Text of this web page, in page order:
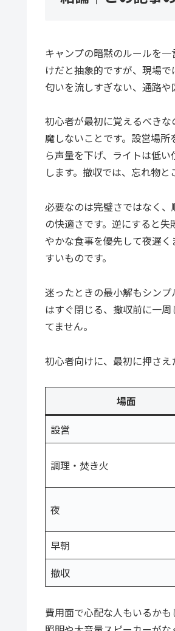
キャンプの暗黙のルールを
けだと抽象的ですが、現場
匂いを流しすぎない、通路や
初心者が最初に覚えるべき
魔しないことです。設営場
ら声量を下げ、ライトは低
します。撤収では、忘れ物と
必要なのは完璧さではなく
の快適さです。逆にすると
やかな食事を優先して夜遅
すいものです。
迷ったときの最小解もシン
はすぐ閉じる、撤収前に一
てません。
初心者向けに、最初に押さえ
場面
設営
調理・焚き火
夜
早朝
撤収
費用面で心配な人もいるか